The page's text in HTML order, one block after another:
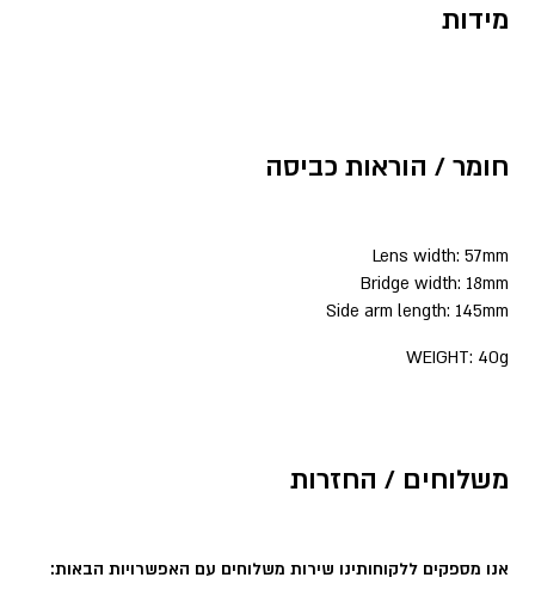
מידות
חומר / הוראות כביסה
Lens width: 57mm
Bridge width: 18mm
Side arm length: 145mm
WEIGHT: 40g
משלוחים / החזרות
אנו מספקים ללקוחותינו שירות משלוחים עם האפשרויות הבאות: